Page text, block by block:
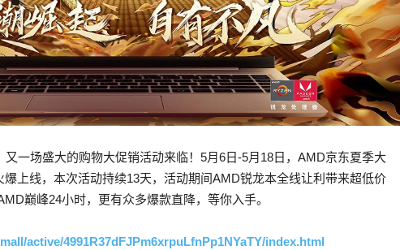
又一场盛大的购物大促销活动来临！5月6日-5月18日，AMD京东夏季大
爆上线，本次活动持续13天，活动期间AMD锐龙本全线让利带来超低价
巅峰24小时，更有众多爆款直降，等你入手。
active/4991R37dFJPm6xrpuLfnPp1NYaTY/index.html